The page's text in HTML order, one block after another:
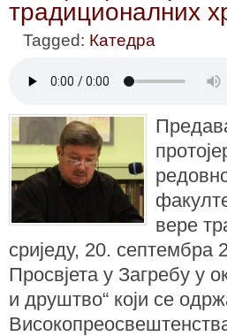
традиционалних
Tagged: Катедра
вере
сриједу, 20. септембра
Просвјета у Загребу у
и друштво“ који се